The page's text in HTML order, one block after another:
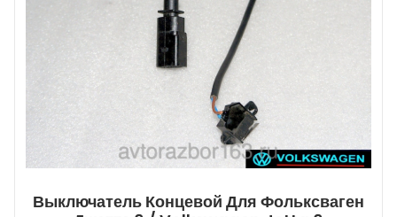
Выключатель Концевой Для Фольксваген